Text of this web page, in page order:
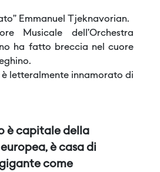
Emmanuel Tjeknavorian.
Musicale dell’Orchestra
ha fatto breccia nel cuore
è letteralmente innamorato di
è capitale della
è casa di
come